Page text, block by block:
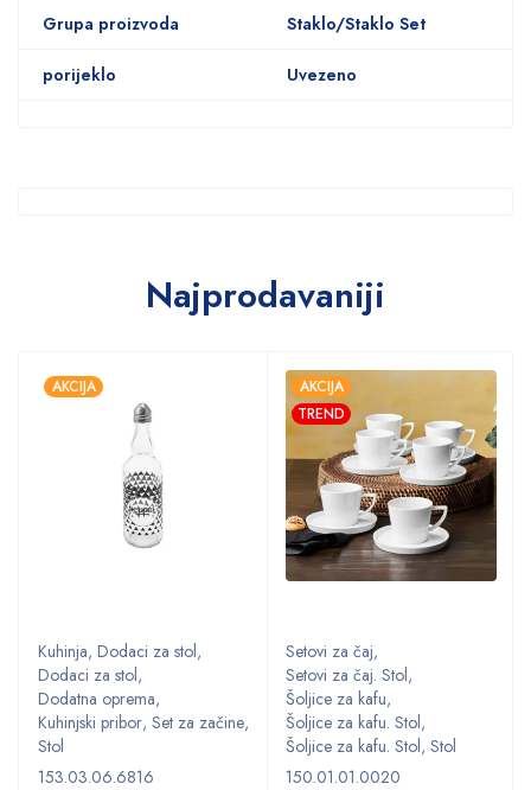
Grupa proizvoda Staklo/Staklo Set
porijeklo Uvezeno
Najprodavaniji
AKCIJA
Kuhinja, Dodaci za stol,
Dodaci za stol,
Dodatna oprema,
Kuhinjski pribor, Set za začine,
Stol
153.03.06.6816
AKCIJA
TREND
Setovi za čaj,
Setovi za čaj. Stol,
Šoljice za kafu,
Šoljice za kafu. Stol,
Šoljice za kafu. Stol, Stol
150.01.01.0020